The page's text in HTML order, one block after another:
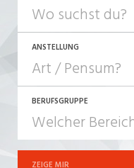
ANSTELLUNG
JOB-TYP
Festanstellung
BERUFSGRUPPE
ZEIGE MIR